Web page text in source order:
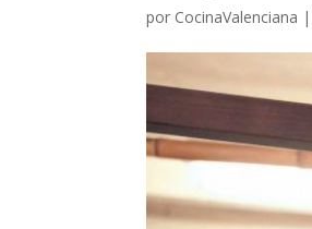
por CocinaValenciana |